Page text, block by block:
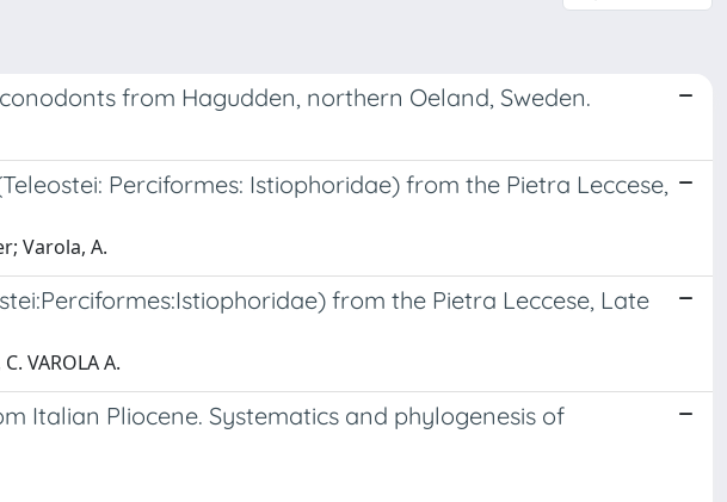
from Hagudden, northern Oeland, Sweden.
Perciformes: Istiophoridae) from the Pietra Leccese,
Varola, A.
from the Pietra Leccese, Late
VAROLA A.
Italian Pliocene. Systematics and phylogenesis of